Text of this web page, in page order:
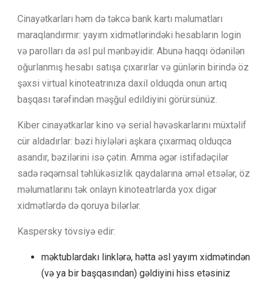
Cinayətkarları həm də təkcə bank kartı məlumatları
maraqlandırmır: yayım xidmətlərindəki hesabların login
və parolları da əsl pul mənbəyidir. Abunə haqqı ödənilən
oğurlanmış hesabı satışa çıxarırlar və günlərin birində öz
şəxsi virtual kinoteatrınıza daxil olduqda onun artıq
başqası tərəfindən məşğul edildiyini görürsünüz.
Kiber cinayətkarlar kino və serial həvəskarlarını müxtəlif
cür aldadırlar: bəzi hiylələri aşkara çıxarmaq olduqca
asandır, bəzilərini isə çətin. Amma əgər istifadəçilər
sadə rəqəmsal təhlükəsizlik qaydalarına əməl etsələr, öz
məlumatlarını tək onlayn kinoteatrlarda yox digər
xidmətlərdə də qoruya bilərlər.
Kaspersky tövsiyə edir:
məktublardakı linklərə, hətta əsl yayım xidmətindən
(və ya bir başqasından) gəldiyini hiss etəsiniz